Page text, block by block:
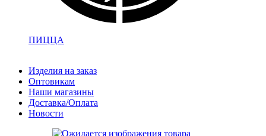
ПИЦЦА
Изделия на заказ
Оптовикам
Наши магазины
Доставка/Оплата
Новости